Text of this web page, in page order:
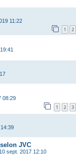
11:22
1 2
08:29
1 2 3
JVC
sept. 2017 12:10